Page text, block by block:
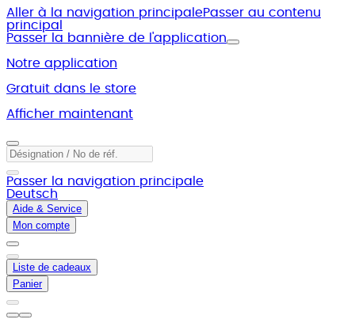
Aller à la navigation principalePasser au contenu
principal
Passer la bannière de l'application
Notre application
Gratuit dans le store
Afficher maintenant
Passer la navigation principale
Deutsch
Aide & Service
Mon compte
Liste de cadeaux
Panier